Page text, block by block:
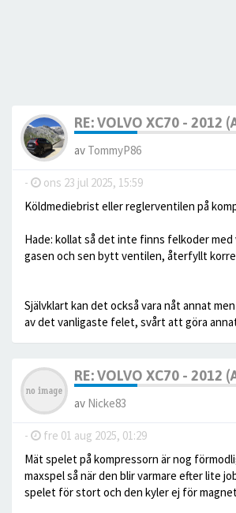
RE: VOLVO XC70 - 2012
av TommyP86
- ons 23 jul 2025, 15:59
Köldmediebrist eller reglerventilen på
Hade: kollat så det inte finns felkoder
gasen och sen bytt ventilen, återfyllt
Självklart kan det också vara nåt annat
av det vanligaste felet, svårt att göra
RE: VOLVO XC70 - 2012
av Nicke83
- fre 01 aug 2025, 01:29
Mät spelet på kompressorn är nog
maxspel så när den blir varmare efter lite
spelet för stort och den kyler ej för